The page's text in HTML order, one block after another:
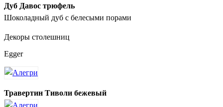
Дуб Давос трюфель
Шоколадный дуб с белесыми порами
Декоры столешниц
Egger
Травертин Тиволи бежевый